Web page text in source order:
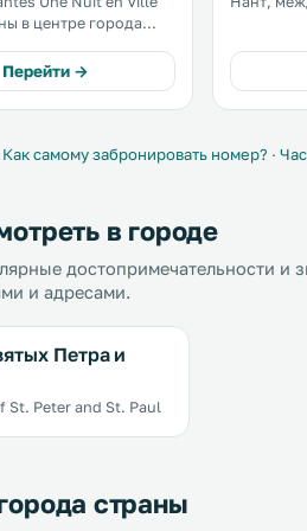
в центре города
вокзала и
Бретонских. .
Перейти →
Как самому забронировать номер? ·
в городе
достопримечательности и
и адресами.
Петра и
St. Peter and St. Paul
страны